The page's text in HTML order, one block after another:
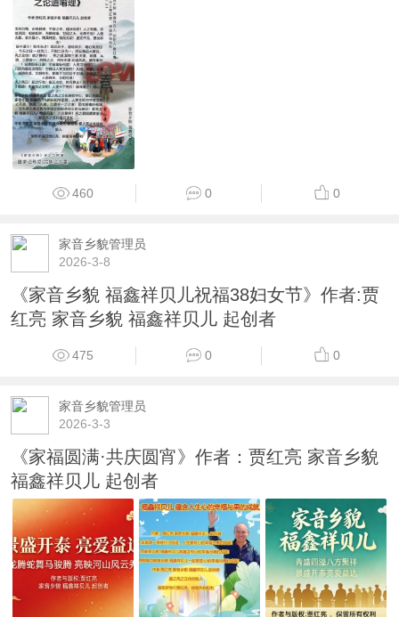
460 0 0
家音乡貌管理员
2026-3-8
《家音乡貌 福鑫祥贝儿祝福38妇女节》作者:贾
红亮 家音乡貌 福鑫祥贝儿 起创者
475 0 0
家音乡貌管理员
2026-3-3
《家福圆满·共庆圆宵》作者：贾红亮 家音乡貌
福鑫祥贝儿 起创者